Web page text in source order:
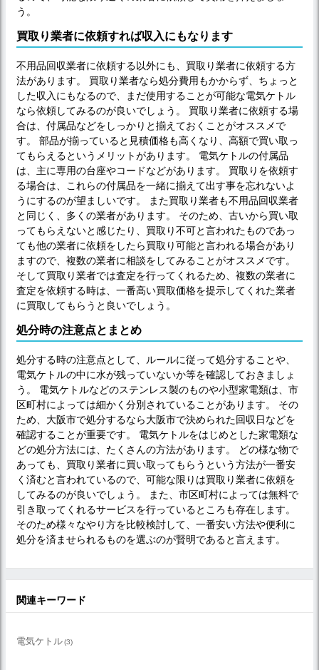
う。
買取り業者に依頼すれば収入にもなります
不用品回収業者に依頼する以外にも、買取り業者に依頼する方
法があります。 買取り業者なら処分費用もかからず、ちょっと
した収入にもなるので、まだ使用することが可能な電気ケトル
なら依頼してみるのが良いでしょう。 買取り業者に依頼する場
合は、付属品などをしっかりと揃えておくことがオススメで
す。 部品が揃っていると見積価格も高くなり、高額で買い取っ
てもらえるというメリットがあります。 電気ケトルの付属品
は、主に専用の台座やコードなどがあります。 買取りを依頼す
る場合は、これらの付属品を一緒に揃えて出す事を忘れないよ
うにするのが望ましいです。 また買取り業者も不用品回収業者
と同じく、多くの業者があります。 そのため、古いから買い取
ってもらえないと感じたり、買取り不可と言われたものであっ
ても他の業者に依頼をしたら買取り可能と言われる場合があり
ますので、複数の業者に相談をしてみることがオススメです。
そして買取り業者では査定を行ってくれるため、複数の業者に
査定を依頼する時は、一番高い買取価格を提示してくれた業者
に買取してもらうと良いでしょう。
処分時の注意点とまとめ
処分する時の注意点として、ルールに従って処分することや、
電気ケトルの中に水が残っていないか等を確認しておきましょ
う。 電気ケトルなどのステンレス製のものや小型家電類は、市
区町村によっては細かく分別されていることがあります。 その
ため、大阪市で処分するなら大阪市で決められた回収日などを
確認することが重要です。 電気ケトルをはじめとした家電類な
どの処分方法には、たくさんの方法があります。 どの様な物で
あっても、買取り業者に買い取ってもらうという方法が一番安
く済むと言われているので、可能な限りは買取り業者に依頼を
してみるのが良いでしょう。 また、市区町村によっては無料で
引き取ってくれるサービスを行っているところも存在します。
そのため様々なやり方を比較検討して、一番安い方法や便利に
処分を済ませられるものを選ぶのが賢明であると言えます。
関連キーワード
電気ケトル(3)